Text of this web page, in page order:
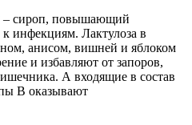
– сироп, повышающий
к инфекциям. Лактулоза в
анисом, вишней и яблоком
и избавляют от запоров,
А входящие в состав
В оказывают